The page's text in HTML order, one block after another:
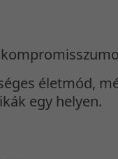
életmód,
egy helyen.